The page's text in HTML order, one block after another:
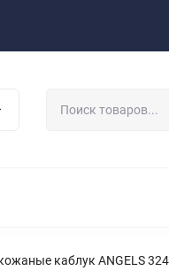
каблук ANGELS